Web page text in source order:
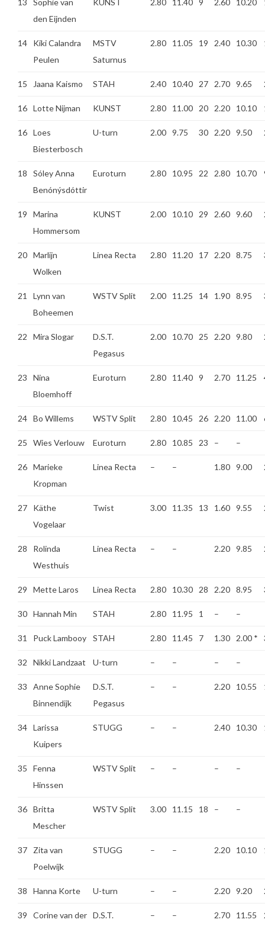
13
Sophie van
den Eijnden
KUNST 2.80 11.40 9 2.60 10.20
14
Kiki Calandra
Peulen
MSTV
Saturnus
2.80 11.05 19 2.40 10.30
15 Jaana Kaismo STAH 2.40 10.40 27 2.70 9.65
16 Lotte Nijman KUNST 2.80 11.00 20 2.20 10.10
16 Loes
Biesterbosch
U-turn 2.00 9.75 30 2.20 9.50
18
Sóley Anna
Benónýsdóttir
Euroturn 2.80 10.95 22 2.80 10.70
19
Marina
Hommersom
KUNST 2.00 10.10 29 2.60 9.60
20 Marlijn
Wolken
Linea Recta 2.80 11.20 17 2.20 8.75
21
Lynn van
Boheemen
WSTV Split 2.00 11.25 14 1.90 8.95
22 Mira Slogar
D.S.T.
Pegasus
2.00 10.70 25 2.20 9.80
23
Nina
Bloemhoff
Euroturn 2.80 11.40 9 2.70 11.25
24 Bo Willems WSTV Split 2.80 10.45 26 2.20 11.00
25 Wies Verlouw Euroturn 2.80 10.85 23 – –
26 Marieke
Kropman
Linea Recta – – 1.80 9.00
27
Käthe
Vogelaar
Twist 3.00 11.35 13 1.60 9.55
28
Rolinda
Westhuis
Linea Recta – – 2.20 9.85
29 Mette Laros Linea Recta 2.80 10.30 28 2.20 8.95
30 Hannah Min STAH 2.80 11.95 1 – –
31 Puck Lambooy STAH 2.80 11.45 7 1.30 2.00 *
32 Nikki Landzaat U-turn – – – –
33
Anne Sophie
Binnendijk
D.S.T.
Pegasus
– – 2.20 10.55
34 Larissa
Kuipers
STUGG – – 2.40 10.30
35
Fenna
Hinssen
WSTV Split – – – –
36 Britta
Mescher
WSTV Split 3.00 11.15 18 – –
37
Zita van
Poelwijk
STUGG – – 2.20 10.10
38 Hanna Korte U-turn – – 2.20 9.20
39
Corine van der D.S.T.
– – 2.70 11.55